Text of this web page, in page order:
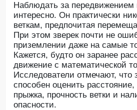
Наблюдать за передвижением
интересно. Он практически
веткам, предпочитая
При этом зверек почти не
приземлении даже на самые
Кажется, будто он заранее
движение с математической
Исследователи отмечают, что
способен оценить
прыжка, прочность ветки и
опасности.